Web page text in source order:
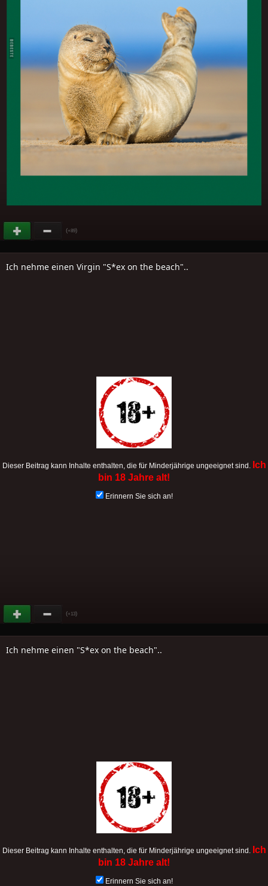
(+89)
Ich nehme einen Virgin "S*ex on the beach"..
Dieser Beitrag kann Inhalte enthalten, die für Minderjährige ungeeignet sind. Ich
bin 18 Jahre alt!
Erinnern Sie sich an!
(+13)
Ich nehme einen "S*ex on the beach"..
Dieser Beitrag kann Inhalte enthalten, die für Minderjährige ungeeignet sind.
Ich
bin 18 Jahre alt!
Erinnern Sie sich an!